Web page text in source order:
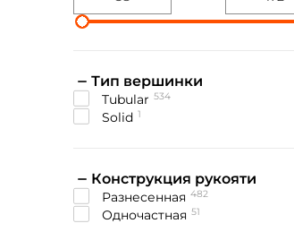
Тип вершинки
tubular 534
solid 1
Конструкция рукояти
разнесенная 482
одночастная 51